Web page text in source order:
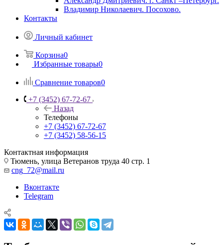
Владимир Николаевич. Посохово.
Контакты
Личный кабинет
Корзина0
Избранные товары0
Сравнение товаров0
+7 (3452) 67-72-67
Назад
Телефоны
+7 (3452) 67-72-67
+7 (3452) 58-56-15
Контактная информация
Тюмень, улица Ветеранов труда 40 стр. 1
cng_72@mail.ru
Вконтакте
Telegram